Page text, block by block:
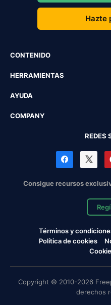
Hazte
CONTENIDO
HERRAMIENTAS
AYUDA
COMPANY
REDES
Consigue recursos
Términos y
Política de cookies
Copyright © 2010-2026
derechos